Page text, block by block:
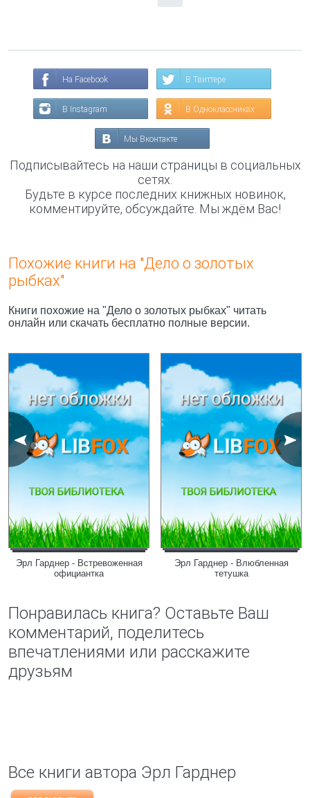
На Facebook В Твиттере
В Instagram В Одноклассниках
Мы Вконтакте
Подписывайтесь на наши страницы в социальных
сетях.
Будьте в курсе последних книжных новинок,
комментируйте, обсуждайте. Мы ждём Вас!
Похожие книги на "Дело о золотых
рыбках"
Книги похожие на "Дело о золотых рыбках" читать
онлайн или скачать бесплатно полные версии.
Эрл Гарднер - Встревоженная
официантка
Эрл Гарднер - Влюбленная
тетушка
Понравилась книга? Оставьте Ваш
комментарий, поделитесь
впечатлениями или расскажите
друзьям
Все книги автора Эрл Гарднер